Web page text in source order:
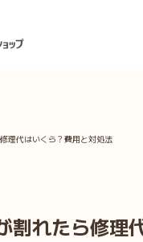
理代はいくら？費用と対処法
割れたら修理